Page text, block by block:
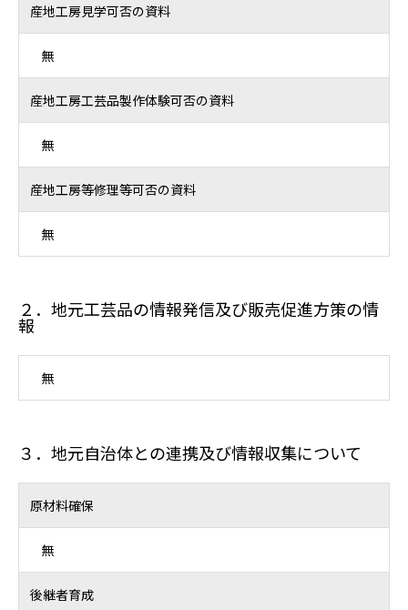
産地工房見学可否の資料
無
産地工房工芸品製作体験可否の資料
無
産地工房等修理等可否の資料
無
２．地元工芸品の情報発信及び販売促進方策の情
報
無
３．地元自治体との連携及び情報収集について
原材料確保
無
後継者育成